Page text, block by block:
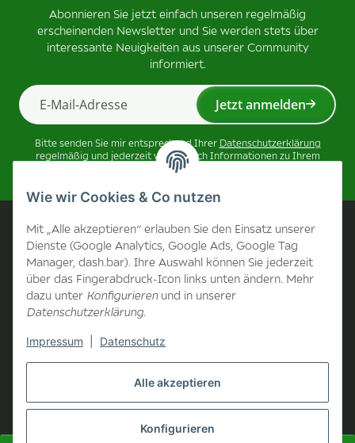
Alle akzeptieren
Konfigurieren
Wie wir Cookies & Co nutzen
Mit „Alle akzeptieren“ erlauben Sie den Einsatz unserer
Dienste (Google Analytics, Google Ads, Google Tag
Manager, dash.bar). Ihre Auswahl können Sie jederzeit
über das Fingerabdruck-Icon links unten ändern. Mehr
dazu unter Konfigurieren und in unserer
Datenschutzerklärung.
Impressum Datenschutz
Abonnieren Sie jetzt einfach unseren regelmäßig
erscheinenden Newsletter und Sie werden stets über
interessante Neuigkeiten aus unserer Community
informiert.
Jetzt anmelden
Bitte senden Sie mir entsprechend Ihrer Datenschutzerklärung
regelmäßig und jederzeit widerruflich Informationen zu Ihrem
Produktsortiment per E-Mail zu.
Unternehmen
Kontakt
Unternehmen
B2B Bereich